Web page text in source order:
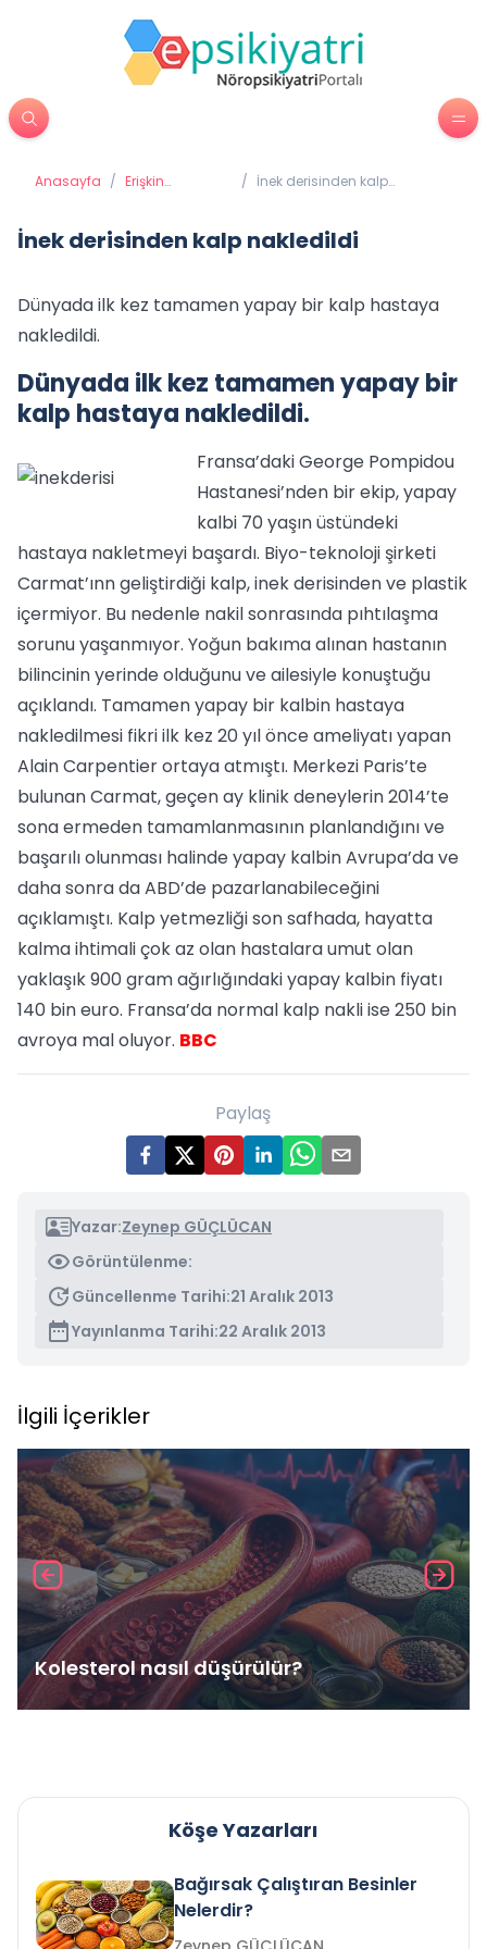
Anasayfa / Erişkin
/ İnek derisinden kalp
İnek derisinden kalp nakledildi
Dünyada ilk kez tamamen yapay bir kalp hastaya
nakledildi.
Dünyada ilk kez tamamen yapay bir
kalp hastaya nakledildi.
Fransa’daki George Pompidou
Hastanesi’nden bir ekip, yapay
kalbi 70 yaşın üstündeki
hastaya nakletmeyi başardı. Biyo-teknoloji şirketi
Carmat’ınn geliştirdiği kalp, inek derisinden ve plastik
içermiyor. Bu nedenle nakil sonrasında pıhtılaşma
sorunu yaşanmıyor. Yoğun bakıma alınan hastanın
bilincinin yerinde olduğunu ve ailesiyle konuştuğu
açıklandı. Tamamen yapay bir kalbin hastaya
nakledilmesi fikri ilk kez 20 yıl önce ameliyatı yapan
Alain Carpentier ortaya atmıştı. Merkezi Paris’te
bulunan Carmat, geçen ay klinik deneylerin 2014’te
sona ermeden tamamlanmasının planlandığını ve
başarılı olunması halinde yapay kalbin Avrupa’da ve
daha sonra da ABD’de pazarlanabileceğini
açıklamıştı. Kalp yetmezliği son safhada, hayatta
kalma ihtimali çok az olan hastalara umut olan
yaklaşık 900 gram ağırlığındaki yapay kalbin fiyatı
140 bin euro. Fransa’da normal kalp nakli ise 250 bin
avroya mal oluyor. BBC
Paylaş
Yazar:Zeynep GÜÇLÜCAN
Görüntülenme:
Güncellenme Tarihi:21 Aralık 2013
Yayınlanma Tarihi:22 Aralık 2013
İlgili İçerikler
Kolesterol nasıl düşürülür?
Köşe Yazarları
Bağırsak Çalıştıran Besinler
Nelerdir?